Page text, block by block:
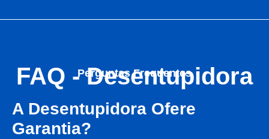
Perguntas Frequentes
FAQ - Desentupidora
A Desentupidora Ofere
Garantia?